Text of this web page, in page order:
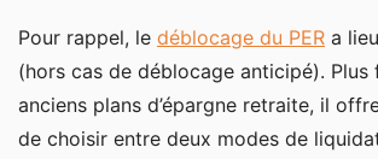
La fiscalité de la sortie en rente
La sortie en capital du PER
La flexibilité de la sortie du PER en
Pour rappel, le déblocage du PER a
(hors cas de déblocage anticipé). Plus
anciens plans d’épargne retraite, il
de choisir entre deux modes de